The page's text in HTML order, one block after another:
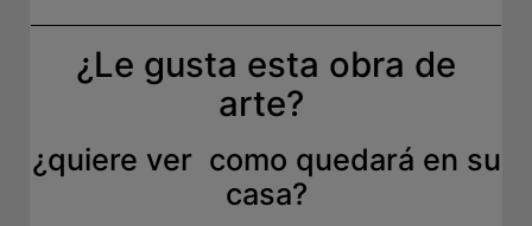
¿Le gusta esta obra de
arte?
¿quiere ver como quedará en su
casa?